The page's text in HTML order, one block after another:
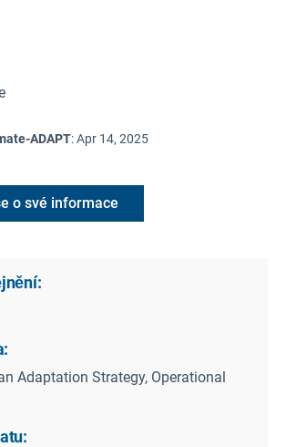
ADAPT:Apr 14, 2025
o své informace
Adaptation Strategy, Operational